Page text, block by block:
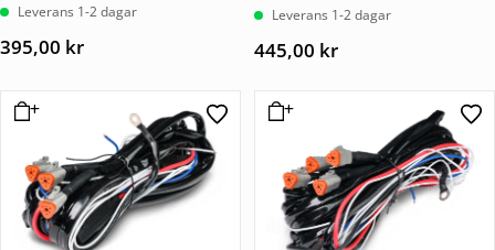
Leverans 1-2 dagar
395,00 kr
Leverans 1-2 dagar
445,00 kr